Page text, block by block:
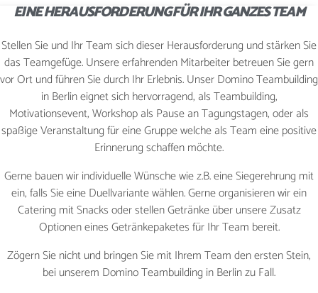
EINE HERAUSFORDERUNG FÜR IHR GANZES TEAM
Stellen Sie und Ihr Team sich dieser Herausforderung und stärken Sie
das Teamgefüge. Unsere erfahrenden Mitarbeiter betreuen Sie gern
vor Ort und führen Sie durch Ihr Erlebnis. Unser Domino Teambuilding
in Berlin eignet sich hervorragend, als Teambuilding,
Motivationsevent, Workshop als Pause an Tagungstagen, oder als
spaßige Veranstaltung für eine Gruppe welche als Team eine positive
Erinnerung schaffen möchte.
Gerne bauen wir individuelle Wünsche wie z.B. eine Siegerehrung mit
ein, falls Sie eine Duellvariante wählen. Gerne organisieren wir ein
Catering mit Snacks oder stellen Getränke über unsere Zusatz
Optionen eines Getränkepaketes für Ihr Team bereit.
Zögern Sie nicht und bringen Sie mit Ihrem Team den ersten Stein,
bei unserem Domino Teambuilding in Berlin zu Fall.